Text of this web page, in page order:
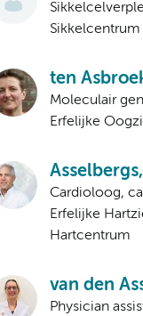
Sikkelcentrum
ten
Moleculair
Erfelijke
Cardioloog,
Erfelijke
Hartcentrum
van den
Physician